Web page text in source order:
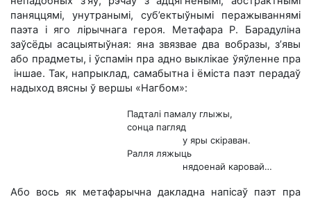
паняццямі, унутранымі, суб’ектыўнымі перажываннямі
паэта і яго лірычнага героя. Метафара Р. Барадуліна
заўсёды асацыятыўная: яна звязвае два вобразы, з’явы
або прадметы, і ўспамін пра адно выклікае ўяўленне пра
іншае. Так, напрыклад, самабытна і ёміста паэт перадаў
надыход вясны ў вершы «Нагбом»:
Падталі памалу глыжы,
сонца пагляд
у яры скіраван.
Ралля ляжыць
нядоенай каровай…
Або вось як метафарычна дакладна напісаў паэт пра